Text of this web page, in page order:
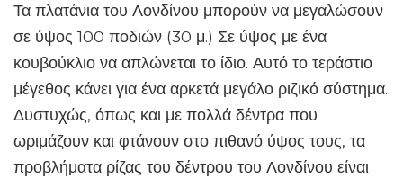
Τα πλατάνια του Λονδίνου μπορούν να μεγαλώσουν
σε ύψος 100 ποδιών (30 μ.) Σε ύψος με ένα
κουβούκλιο να απλώνεται το ίδιο. Αυτό το τεράστιο
μέγεθος κάνει για ένα αρκετά μεγάλο ριζικό σύστημα.
Δυστυχώς, όπως και με πολλά δέντρα που
ωριμάζουν και φτάνουν στο πιθανό ύψος τους, τα
προβλήματα ρίζας του δέντρου του Λονδίνου είναι